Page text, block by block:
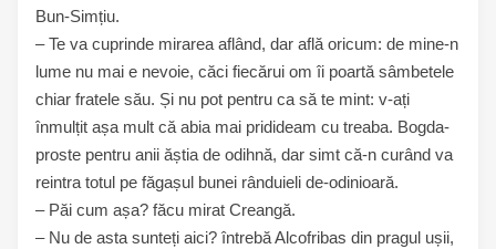
Bun-Simțiu.
– Te va cuprinde mirarea aflând, dar află oricum: de mine-n
lume nu mai e nevoie, căci fiecărui om îi poartă sâmbetele
chiar fratele său. Și nu pot pentru ca să te mint: v-ați
înmulțit așa mult că abia mai pridideam cu treaba. Bogda-
proste pentru anii ăștia de odihnă, dar simt că-n curând va
reintra totul pe făgașul bunei rânduieli de-odinioară.
– Păi cum așa? făcu mirat Creangă.
– Nu de asta sunteți aici? întrebă Alcofribas din pragul ușii,